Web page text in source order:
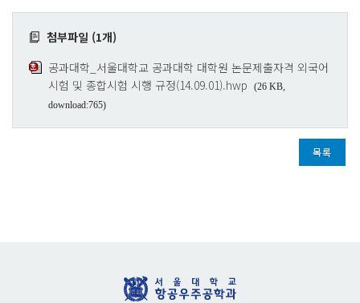
첨부파일 (1개)
공과대학_서울대학교 공과대학 대학원 논문제출자격 외국어
시험 및 종합시험 시행 규정(14.09.01).hwp
(26 KB,
download:765)
목록